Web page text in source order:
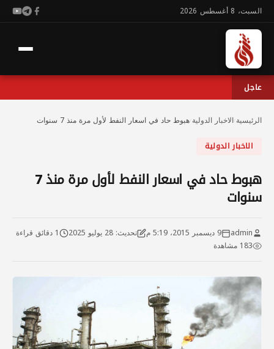
السبت، 8 أغسطس 2026
عاجل
الرئيسية الاخبار الدولية هبوط حاد في اسعار النفط لأول مرة منذ 7 سنوات
الاخبار الدولية
هبوط حاد في اسعار النفط لأول مرة منذ 7
سنوات
admin 9 ديسمبر 2015، 5:19 م تحديث: 28 يوليو 2025
1 دقائق قراءة
183 مشاهدة